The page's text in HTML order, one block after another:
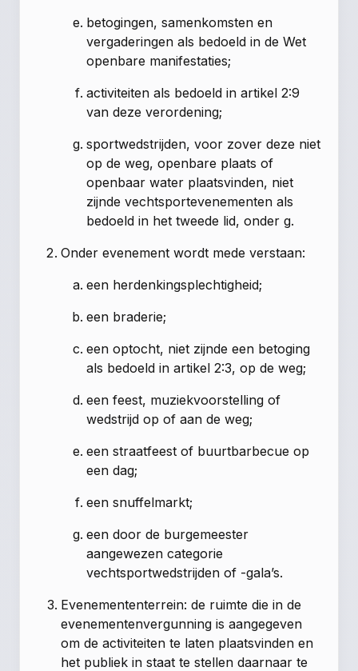
betogingen, samenkomsten en
vergaderingen als bedoeld in de Wet
openbare manifestaties;
activiteiten als bedoeld in artikel 2:9
van deze verordening;
sportwedstrijden, voor zover deze niet
op de weg, openbare plaats of
openbaar water plaatsvinden, niet
zijnde vechtsportevenementen als
bedoeld in het tweede lid, onder g.
Onder evenement wordt mede verstaan:
een herdenkingsplechtigheid;
een braderie;
een optocht, niet zijnde een betoging
als bedoeld in artikel 2:3, op de weg;
een feest, muziekvoorstelling of
wedstrijd op of aan de weg;
een straatfeest of buurtbarbecue op
een dag;
een snuffelmarkt;
een door de burgemeester
aangewezen categorie
vechtsportwedstrijden of -gala’s.
Evenemententerrein: de ruimte die in de
evenementenvergunning is aangegeven
om de activiteiten te laten plaatsvinden en
het publiek in staat te stellen daarnaar te